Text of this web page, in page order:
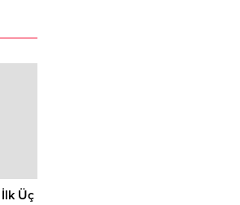
İlk Üç